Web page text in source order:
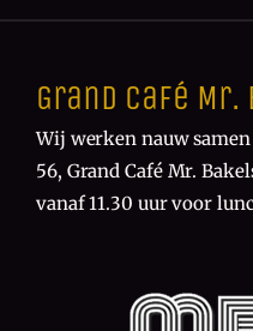
Grand Café Mr.
Wij werken nauw
56, Grand Café Mr.
vanaf 11.30 uur voor